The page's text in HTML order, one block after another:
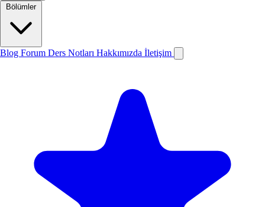
Bölümler
Blog Forum Ders Notları Hakkımızda İletişim